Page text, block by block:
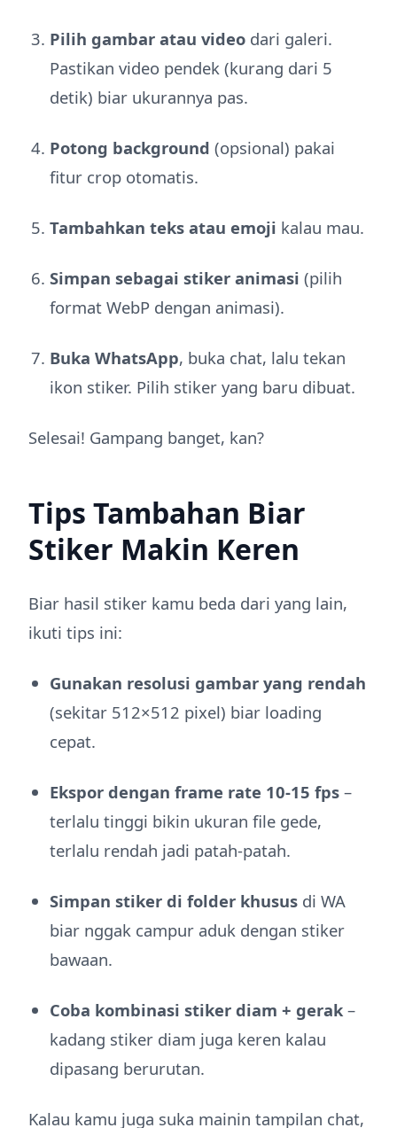
Pilih gambar atau video dari galeri.
Pastikan video pendek (kurang dari 5
detik) biar ukurannya pas.
Potong background (opsional) pakai
fitur crop otomatis.
Tambahkan teks atau emoji kalau mau.
Simpan sebagai stiker animasi (pilih
format WebP dengan animasi).
Buka WhatsApp, buka chat, lalu tekan
ikon stiker. Pilih stiker yang baru dibuat.
Selesai! Gampang banget, kan?
Tips Tambahan Biar
Stiker Makin Keren
Biar hasil stiker kamu beda dari yang lain,
ikuti tips ini:
Gunakan resolusi gambar yang rendah
(sekitar 512×512 pixel) biar loading
cepat.
Ekspor dengan frame rate 10-15 fps –
terlalu tinggi bikin ukuran file gede,
terlalu rendah jadi patah-patah.
Simpan stiker di folder khusus di WA
biar nggak campur aduk dengan stiker
bawaan.
Coba kombinasi stiker diam + gerak –
kadang stiker diam juga keren kalau
dipasang berurutan.
Kalau kamu juga suka mainin tampilan chat,